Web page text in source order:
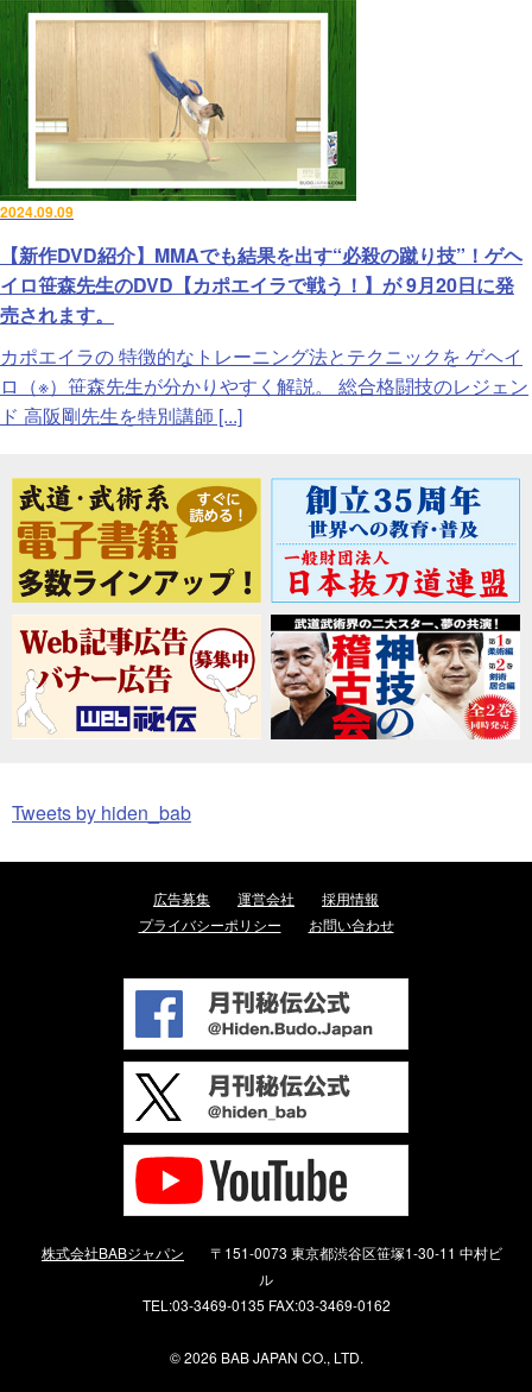
2024.09.09
【新作DVD紹介】MMAでも結果を出す“必殺の蹴り技”！ゲヘ
イロ笹森先生のDVD【カポエイラで戦う！】が 9月20日に発
売されます。
カポエイラの 特徴的なトレーニング法とテクニックを ゲヘイ
ロ（※）笹森先生が分かりやすく解説。 総合格闘技のレジェン
ド 高阪剛先生を特別講師 [...]
Tweets by hiden_bab
広告募集 運営会社
採用情報
プライバシーポリシー
お問い合わせ
株式会社BABジャパン
〒151-0073 東京都渋谷区笹塚1-30-11 中村ビ
ル
TEL:03-3469-0135 FAX:03-3469-0162
©2026 BAB JAPAN CO., LTD.